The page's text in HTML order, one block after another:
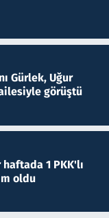
Gürlek, Uğur
görüştü
haftada 1 PKK'lı
oldu